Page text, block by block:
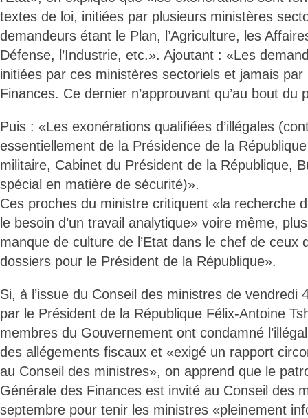
textes de loi, initiées par plusieurs ministères
demandeurs étant le Plan, l’Agriculture, les
Défense, l’Industrie, etc.». Ajoutant : «Les
initiées par ces ministères sectoriels et jamais
Finances. Ce dernier n’approuvant qu’au bout du
Puis : «Les exonérations qualifiées d’illégales
essentiellement de la Présidence de la
militaire, Cabinet du Président de la République,
spécial en matière de sécurité)».
Ces proches du ministre critiquent «la recherche
le besoin d’un travail analytique» voire même,
manque de culture de l’Etat dans le chef de ceux
dossiers pour le Président de la République».
Si, à l’issue du Conseil des ministres de vendredi
par le Président de la République Félix-Antoine
membres du Gouvernement ont condamné
des allégements fiscaux et «exigé un rapport
au Conseil des ministres», on apprend que le
Générale des Finances est invité au Conseil des
septembre pour tenir les ministres «pleinement